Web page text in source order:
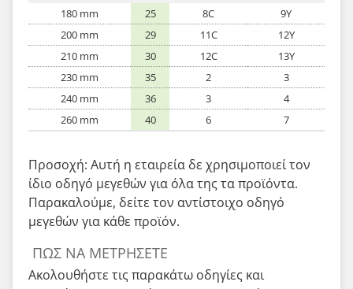
180 mm 25 8C
9Y
200 mm
29 11C
12Y
210 mm
30 12C
13Y
230 mm
35 2
3
240 mm
36 3
4
260 mm
40 6 7
Προσοχή: Αυτή η εταιρεία δε χρησιμοποιεί τον
ίδιο οδηγό μεγεθών για όλα της τα προϊόντα.
Παρακαλούμε, δείτε τον αντίστοιχο οδηγό
μεγεθών για κάθε προϊόν.
ΠΏΣ ΝΑ ΜΕΤΡΉΣΕΤΕ
Ακολουθήστε τις παρακάτω οδηγίες και